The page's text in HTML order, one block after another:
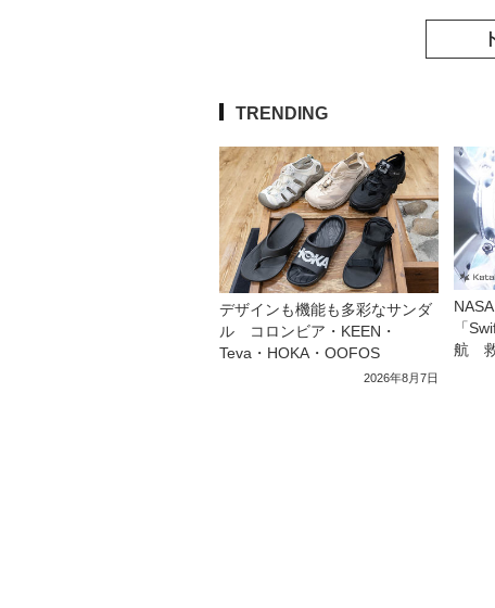
TRENDING
デザインも機能も多彩なサンダ
ル コロンビア・KEEN・
Teva・HOKA・OOFOS
2026年8月7日
「
航